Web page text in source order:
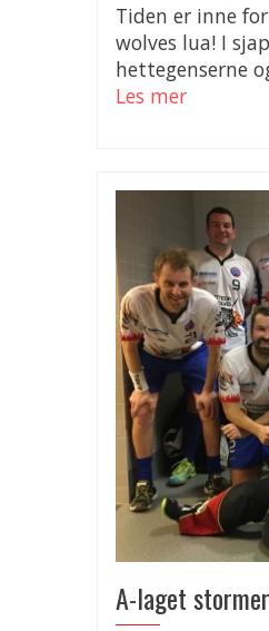
Tiden er inne
wolves lua! I
hettegenserne
Les mer
A-laget